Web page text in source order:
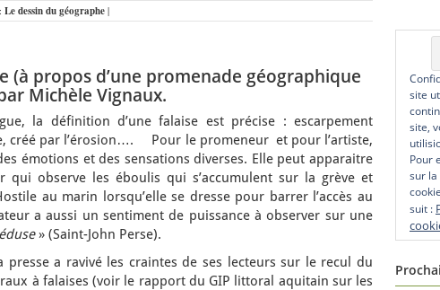
Le dessin du géographe |
(à propos d’une promenade géographique
Michèle Vignaux.
la définition d’une falaise est précise : escarpement
créé par l’érosion…. Pour le promeneur et pour l’artiste,
émotions et des sensations diverses. Elle peut apparaitre
observe les éboulis qui s’accumulent sur la grève et
au marin lorsqu’elle se dresse pour barrer l’accès au
a aussi un sentiment de puissance à observer sur une
» (Saint-John Perse).
presse a ravivé les craintes de ses lecteurs sur le recul du
à falaises (voir le rapport du GIP littoral aquitain sur les
site
site,
Pour
sur la
suit :